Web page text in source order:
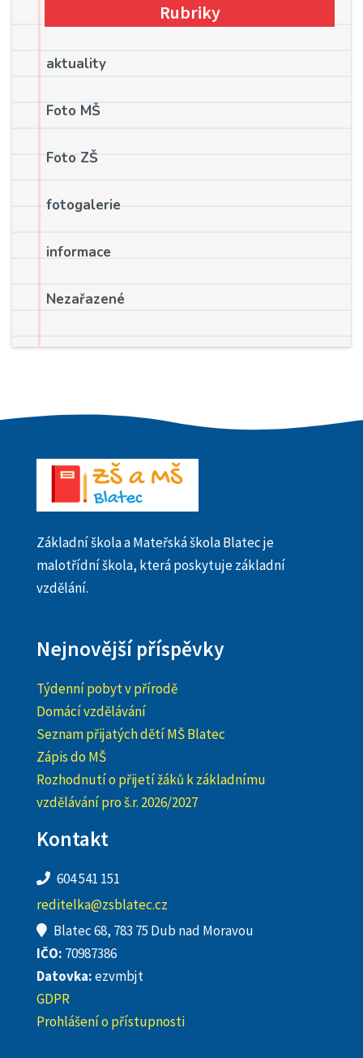
Rubriky
aktuality
Foto MŠ
Foto ZŠ
fotogalerie
informace
Nezařazené
Základní škola a Mateřská škola Blatec je
malotřídní škola, která poskytuje základní
vzdělání.
Nejnovější příspěvky
Týdenní pobyt v přírodě
Domácí vzdělávání
Seznam přijatých dětí MŠ Blatec
Zápis do MŠ
Rozhodnutí o přijetí žáků k základnímu
vzdělávání pro š.r. 2026/2027
Kontakt
604 541 151
reditelka@zsblatec.cz
Blatec 68, 783 75 Dub nad Moravou
IČO: 70987386
Datovka:ezvmbjt
GDPR
Prohlášení o přístupnosti